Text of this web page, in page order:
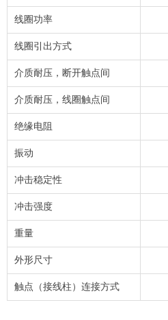
线圈功率
线圈引出方式
介质耐压，断开触点间
介质耐压，线圈触点间
绝缘电阻
振动
冲击稳定性
冲击强度
重量
外形尺寸
触点（接线柱）连接方式